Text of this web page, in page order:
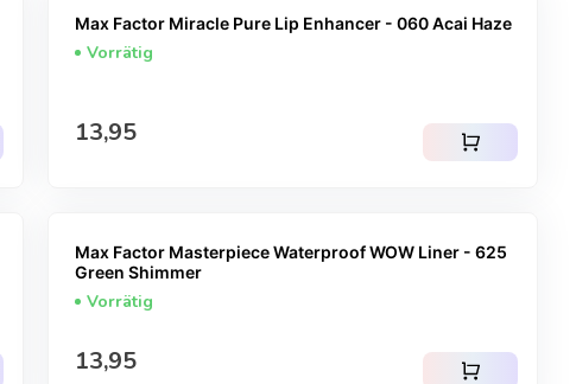
Max Factor Miracle Pure Lip Enhancer - 060 Acai Haze
Vorrätig
Regulärer Preis
13,95 shopping_cart
Max Factor Masterpiece Waterproof WOW Liner - 625
Green Shimmer
Vorrätig
Regulärer Preis
13,95 shopping_cart